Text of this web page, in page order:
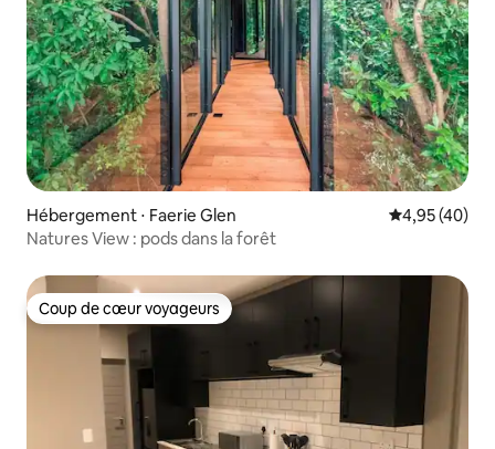
Hébergement ⋅ Faerie Glen Évaluation
4,95 (40)
Natures View : pods dans la forêt
Coup de cœur voyageurs
Coup de cœur voyageurs